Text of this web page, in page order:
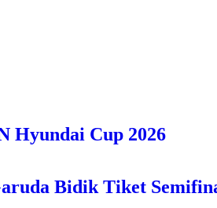
Hyundai Cup 2026
Bidik Tiket